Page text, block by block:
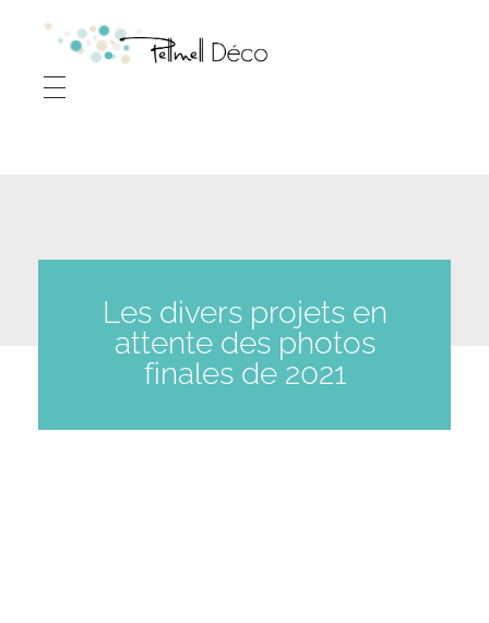
P
ellmell Déco - Audrey POHU - Décoratrice d'intérieur à Vitré (35) Ille-et-Vilaine, Rennes, Laval et à distance
Décoration d'intérieur
Les divers projets en
attente des photos
finales de 2021